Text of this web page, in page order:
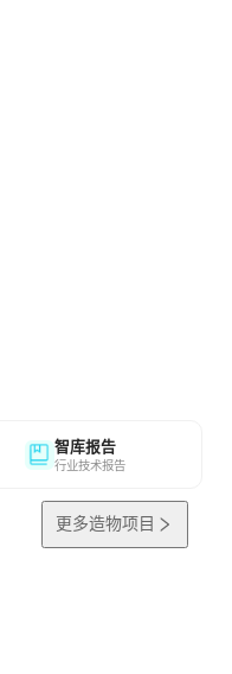
智库报告
行业技术报告
更多造物项目